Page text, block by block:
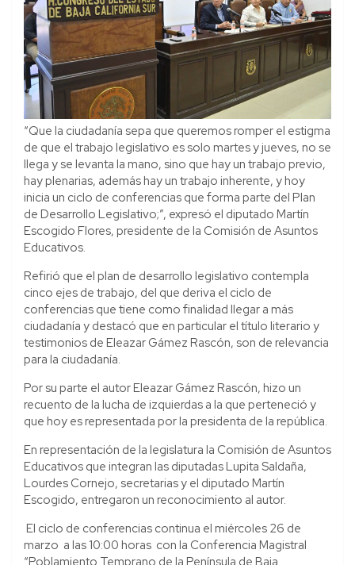
“Que la ciudadanía sepa que queremos romper el estigma
de que el trabajo legislativo es solo martes y jueves, no se
llega y se levanta la mano, sino que hay un trabajo previo,
hay plenarias, además hay un trabajo inherente, y hoy
inicia un ciclo de conferencias que forma parte del Plan
de Desarrollo Legislativo;”, expresó el diputado Martín
Escogido Flores, presidente de la Comisión de Asuntos
Educativos.
Refirió que el plan de desarrollo legislativo contempla
cinco ejes de trabajo, del que deriva el ciclo de
conferencias que tiene como finalidad llegar a más
ciudadanía y destacó que en particular el título literario y
testimonios de Eleazar Gámez Rascón, son de relevancia
para la ciudadanía.
Por su parte el autor Eleazar Gámez Rascón, hizo un
recuento de la lucha de izquierdas a la que perteneció y
que hoy es representada por la presidenta de la república.
En representación de la legislatura la Comisión de Asuntos
Educativos que integran las diputadas Lupita Saldaña,
Lourdes Cornejo, secretarias y el diputado Martín
Escogido, entregaron un reconocimiento al autor.
El ciclo de conferencias continua el miércoles 26 de
marzo a las 10:00 horas con la Conferencia Magistral